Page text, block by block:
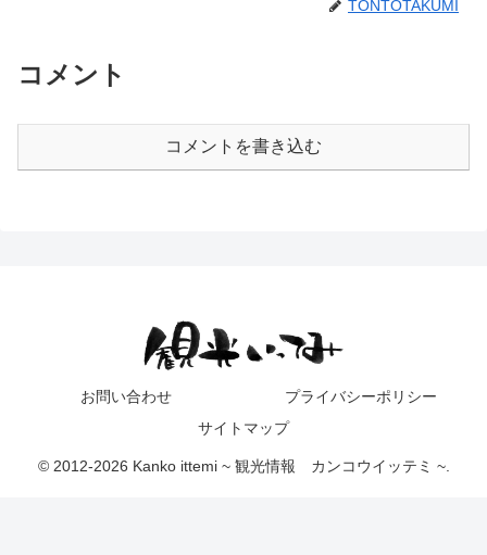
TONTOTAKUMI
コメント
コメントを書き込む
お問い合わせ
プライバシーポリシー
サイトマップ
© 2012-2026 Kanko ittemi ~ 観光情報 カンコウイッテミ ~.